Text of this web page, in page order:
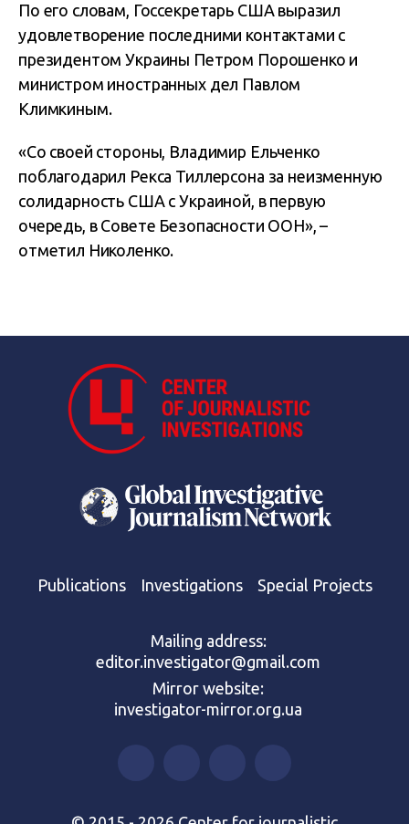
По его словам, Госсекретарь США выразил
удовлетворение последними контактами с
президентом Украины Петром Порошенко и
министром иностранных дел Павлом
Климкиным.
«Со своей стороны, Владимир Ельченко
поблагодарил Рекса Тиллерсона за неизменную
солидарность США с Украиной, в первую
очередь, в Совете Безопасности ООН», –
отметил Николенко.
Publications Investigations Special Projects
Mailing address:
editor.investigator@gmail.com
Mirror website:
investigator-mirror.org.ua